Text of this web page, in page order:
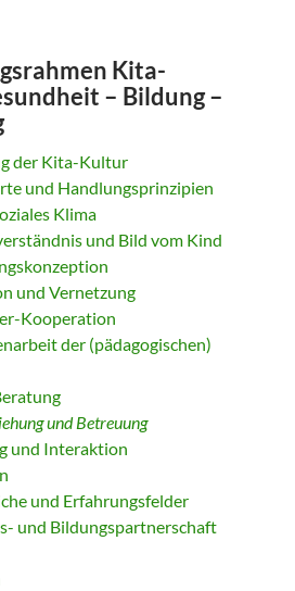
Kita-
– Bildung –
der Kita-Kultur
und Handlungsprinzipien
Klima
und Bild vom Kind
und Vernetzung
Kooperation
der (pädagogischen)
und Betreuung
und Interaktion
und Erfahrungsfelder
und Bildungspartnerschaft